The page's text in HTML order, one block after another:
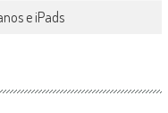
e iPads